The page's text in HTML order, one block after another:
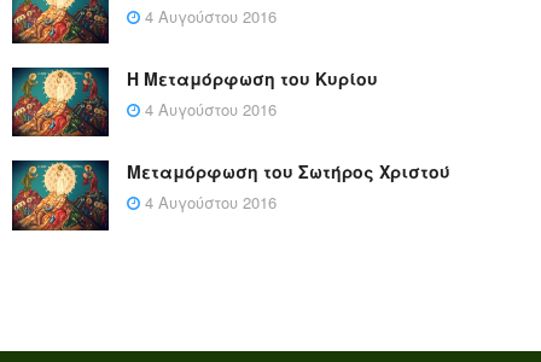
4 Αυγούστου 2016
Η Μεταμόρφωση του Κυρίου
4 Αυγούστου 2016
Μεταμόρφωση του Σωτήρος Χριστού
4 Αυγούστου 2016